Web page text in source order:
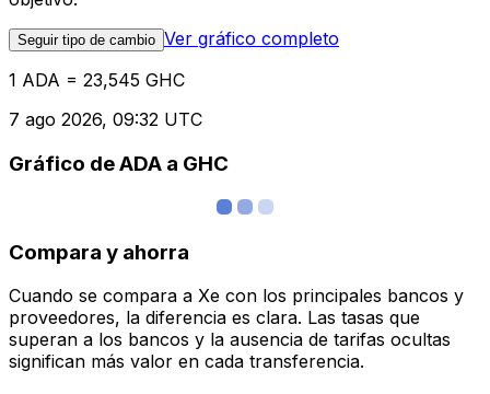
Seguir tipo de cambio Ver gráfico completo
1 ADA = 23,545 GHC
7 ago 2026, 09:32 UTC
Gráfico de ADA a GHC
Compara y ahorra
Cuando se compara a Xe con los principales bancos y
proveedores, la diferencia es clara. Las tasas que
superan a los bancos y la ausencia de tarifas ocultas
significan más valor en cada transferencia.